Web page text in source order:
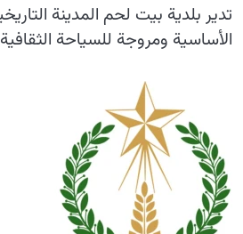
تدير بلدية بيت لحم المدينة
الأساسية ومروجة للسياحة